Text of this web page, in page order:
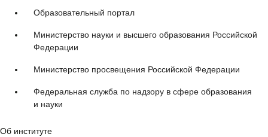
Образовательный портал
Министерство науки и высшего образования Российской
Федерации
Министерство просвещения Российской Федерации
Федеральная служба по надзору в сфере образования
и науки
Об институте